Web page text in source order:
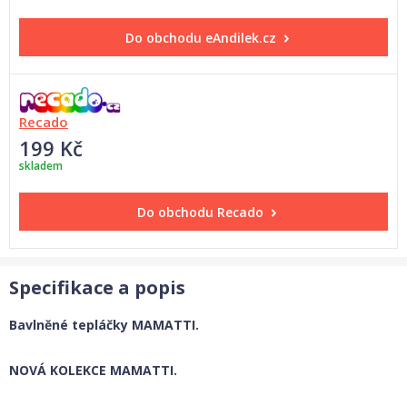
Do obchodu eAndilek.cz
Recado
199 Kč
skladem
Do obchodu Recado
Specifikace a popis
Bavlněné tepláčky MAMATTI.
NOVÁ KOLEKCE MAMATTI.